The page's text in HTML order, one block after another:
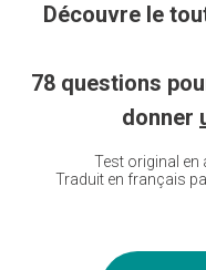
Découvre le
78 questions
donner
Test original en
Traduit en français